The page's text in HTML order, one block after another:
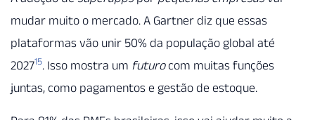
mudar muito o mercado. A Gartner diz que essas
plataformas vão unir 50% da população global até
202715. Isso mostra um futurocom muitas funções
juntas, como pagamentos e gestão de estoque.